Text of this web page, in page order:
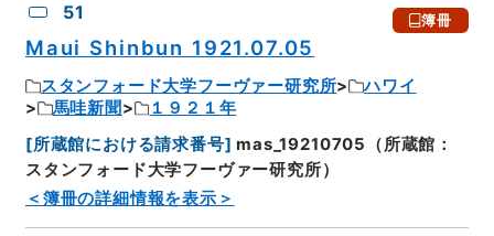
51 簿冊
Maui Shinbun 1921.07.05
スタンフォード大学フーヴァー研究所
ハワイ
馬哇新聞
１９２１年
[所蔵館における請求番号] mas_19210705（所蔵館：
スタンフォード大学フーヴァー研究所）
＜簿冊の詳細情報を表示＞